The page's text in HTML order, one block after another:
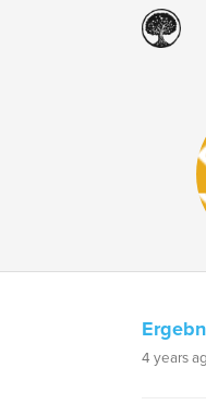
4 years